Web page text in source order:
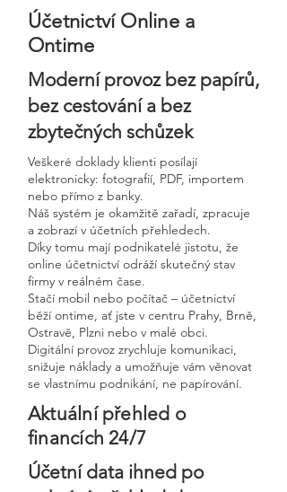
Účetnictví Online a
Ontime
Moderní provoz bez papírů,
bez cestování a bez
zbytečných schůzek
Veškeré doklady klienti posílají
elektronicky: fotografií, PDF, importem
nebo přímo z banky.
Náš systém je okamžitě zařadí, zpracuje
a zobrazí v účetních přehledech.
Díky tomu mají podnikatelé jistotu, že
online účetnictví odráží skutečný stav
firmy v reálném čase.
Stačí mobil nebo počítač – účetnictví
běží ontime, ať jste v centru Prahy, Brně,
Ostravě, Plzni nebo v malé obci.
Digitální provoz zrychluje komunikaci,
snižuje náklady a umožňuje vám věnovat
se vlastnímu podnikání, ne papírování.
Aktuální přehled o
financích 24/7
Účetní data ihned po